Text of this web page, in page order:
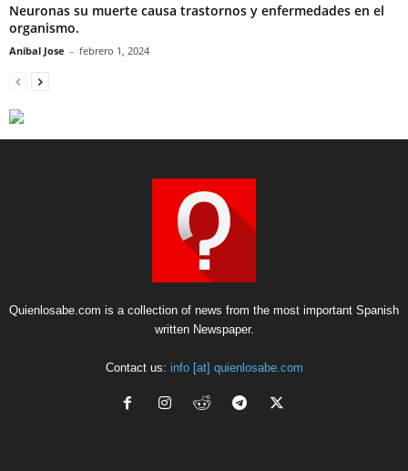
Neuronas su muerte causa trastornos y enfermedades en el
organismo.
Anibal Jose - febrero 1, 2024
Quienlosabe.com is a collection of news from the most important Spanish
written Newspaper.
Contact us: info [at] quienlosabe.com